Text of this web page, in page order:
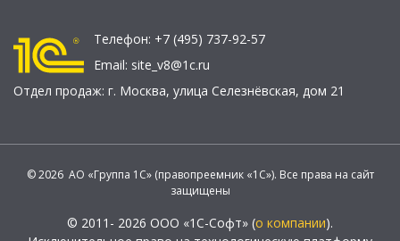
Телефон: +7 (495) 737-92-57
Email: site_v8@1c.ru
Отдел продаж: г. Москва, улица Селезнёвская, дом 21
© 2026 АО «Группа 1С» (правопреемник «1С»). Все права на сайт
защищены
© 2011- 2026 ООО «1С-Софт» (о компании).